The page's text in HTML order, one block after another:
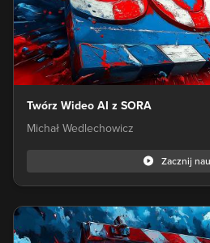
Twórz Wideo AI z SORA
Michał Wedlechowicz
Zacznij